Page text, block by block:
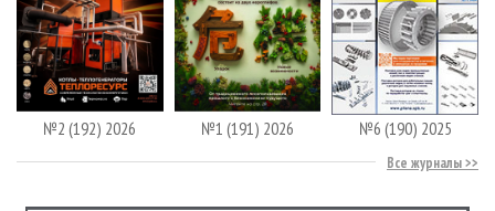
№2 (192) 2026 №1 (191) 2026 №6 (190) 2025
Все журналы